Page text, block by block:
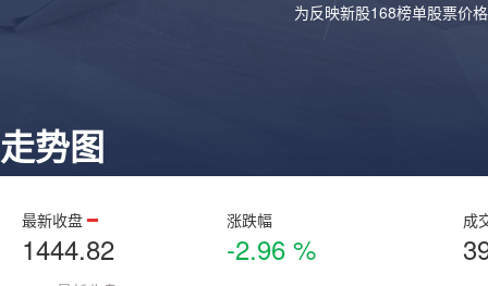
为反映新股168榜单股票价
走势图
最新收盘
1444.82
涨跌幅
-2.96 %
成